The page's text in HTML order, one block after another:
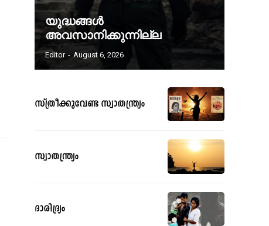
യുദ്ധങ്ങൾ
അവസാനിക്കുന്നില്ല
Editor - August 6, 2026
സ്ത്രീക്കുവേണ്ട സ്വാതന്ത്ര്യം
സ്വാതന്ത്ര്യം
ദാരിദ്ര്യം